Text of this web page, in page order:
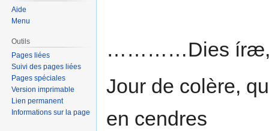
…………Dies íræ,
Jour de colère,
en cendres
Aide
Menu
Outils
Pages liées
Suivi des pages liées
Pages spéciales
Version imprimable
Lien permanent
Informations sur la page